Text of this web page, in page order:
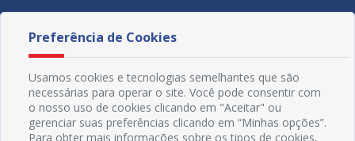
Preferência de Cookies
Usamos cookies e tecnologias semelhantes que são
necessárias para operar o site. Você pode consentir com
o nosso uso de cookies clicando em "Aceitar" ou
gerenciar suas preferências clicando em “Minhas opções”.
Para obter mais informações sobre os tipos de cookies,